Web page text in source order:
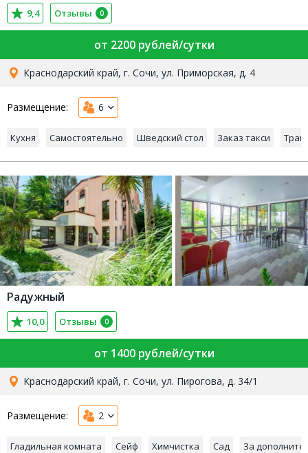
9,4 Отзывы 0
от 2200 рублей/сутки
Краснодарский край, г. Сочи, ул. Приморская, д. 4
Размещение: 6
Кухня Самостоятельно Шведский стол Заказ такси
Радужный
10,0 Отзывы 0
от 1400 рублей/сутки
Краснодарский край, г. Сочи, ул. Пирогова, д. 34/1
Размещение: 2
Гладильная комната Сейф Химчистка Сад За